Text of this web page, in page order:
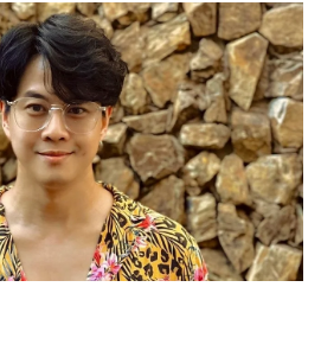
ฟ ได้ออกมาโพสต์ข้อความผ่านอินส
ว